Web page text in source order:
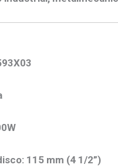
115 mm (4 1/2”)